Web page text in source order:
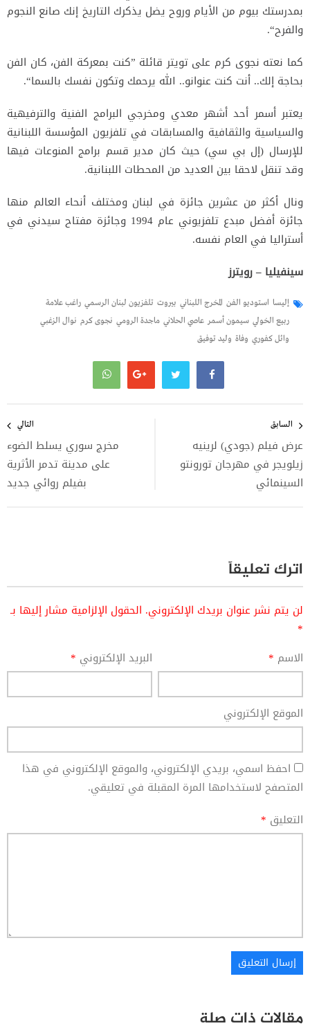
بمدرستك بيوم من الأيام وروح يضل يذكرك التاريخ إنك صانع النجوم
والفرح“.
كما نعته نجوى كرم على تويتر قائلة ”كنت بمعركة الفن، كان الفن
بحاجة إلك.. أنت كنت عنوانو.. الله يرحمك وتكون نفسك بالسما“.
يعتبر أسمر أحد أشهر معدي ومخرجي البرامج الفنية والترفيهية
والسياسية والثقافية والمسابقات في تلفزيون المؤسسة اللبنانية
للإرسال (إل بي سي) حيث كان مدير قسم برامج المنوعات فيها
وقد تنقل لاحقا بين العديد من المحطات اللبنانية.
ونال أكثر من عشرين جائزة في لبنان ومختلف أنحاء العالم منها
جائزة أفضل مبدع تلفزيوني عام 1994 وجائزة مفتاح سيدني في
أستراليا في العام نفسه.
سينفيليا – رويترز
إليسا استوديو الفن المخرج اللبناني بيروت تلفزيون لبنان الرسمي راغب علامة
ربيع الخولي سيمون أسمر عاصي الحلاني ماجدة الرومي نجوى كرم نوال الزغبي
وائل كفوري وفاة وليد توفيق
المقالات
السابق
عرض فيلم (جودي) لرينيه
زيلويجر في مهرجان تورونتو
السينمائي
التالي
مخرج سوري يسلط الضوء
على مدينة تدمر الأثرية
بفيلم روائي جديد
اترك تعليقاً
لن يتم نشر عنوان بريدك الإلكتروني. الحقول الإلزامية مشار إليها بـ
*
الاسم * البريد الإلكتروني *
الموقع الإلكتروني
احفظ اسمي، بريدي الإلكتروني، والموقع الإلكتروني في هذا
المتصفح لاستخدامها المرة المقبلة في تعليقي.
التعليق *
مقالات ذات صلة